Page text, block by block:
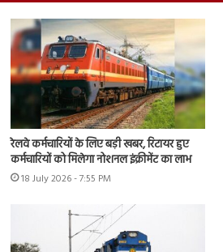
रेलवे कर्मचारियों के लिए बड़ी खबर, रिटायर हुए
कर्मचारियों को मिलेगा नोशनल इंक्रीमेंट का लाभ
18 July 2026 - 7:55 PM